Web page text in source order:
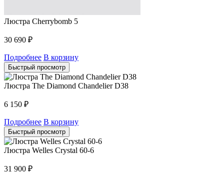
Люстра Cherrybomb 5
30 690 ₽
Подробнее В корзину
Быстрый просмотр
Люстра The Diamond Chandelier D38
6 150 ₽
Подробнее В корзину
Быстрый просмотр
Люстра Welles Crystal 60-6
31 900 ₽